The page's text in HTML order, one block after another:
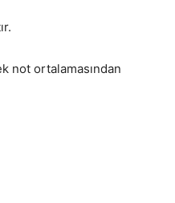
not ortalamasından